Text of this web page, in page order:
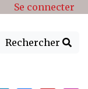
Se connecter
Rechercher